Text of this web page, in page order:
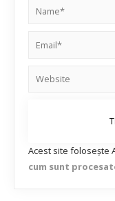
Acest site folosește
cum sunt